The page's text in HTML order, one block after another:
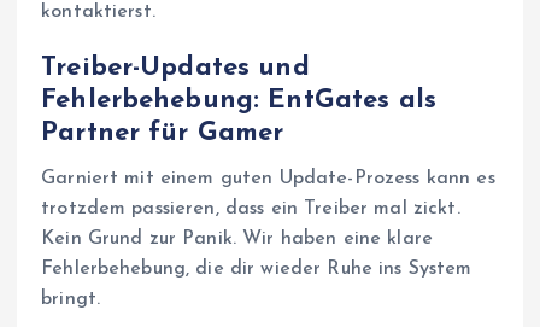
kontaktierst.
Treiber-Updates und
Fehlerbehebung: EntGates als
Partner für Gamer
Garniert mit einem guten Update-Prozess kann es
trotzdem passieren, dass ein Treiber mal zickt.
Kein Grund zur Panik. Wir haben eine klare
Fehlerbehebung, die dir wieder Ruhe ins System
bringt.